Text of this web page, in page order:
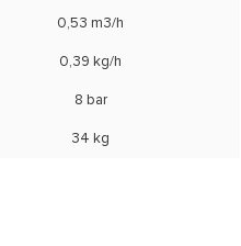
0,53 m3/h
0,39 kg/h
8 bar
34 kg